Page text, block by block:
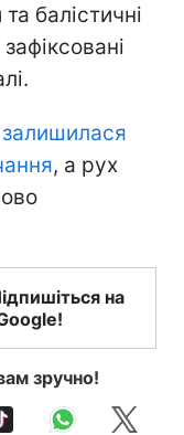
балістичні
залишилася
, а рух
на
зручно!